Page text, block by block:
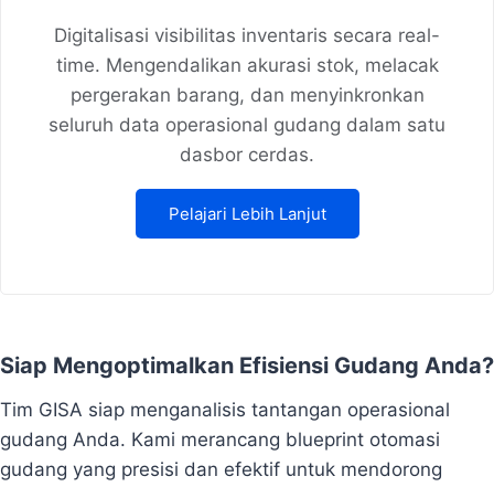
Digitalisasi visibilitas inventaris secara real-
time. Mengendalikan akurasi stok, melacak
pergerakan barang, dan menyinkronkan
seluruh data operasional gudang dalam satu
dasbor cerdas.
Pelajari Lebih Lanjut
Siap Mengoptimalkan Efisiensi Gudang Anda?
Tim GISA siap menganalisis tantangan operasional
gudang Anda. Kami merancang blueprint otomasi
gudang yang presisi dan efektif untuk mendorong